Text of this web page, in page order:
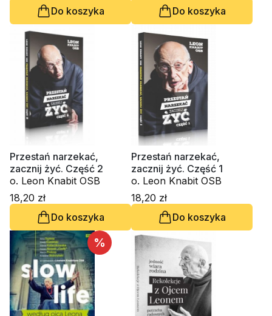
Do koszyka
Do koszyka
Przestań narzekać,
zacznij żyć. Część 2
o. Leon Knabit OSB
18,20 zł
Do koszyka
Przestań narzekać,
zacznij żyć. Część 1
o. Leon Knabit OSB
18,20 zł
Do koszyka
%